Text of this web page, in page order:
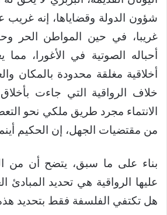
شؤون الدولة وقضاياها، إنه غريب
غريبا، في حين المواطن الحر
أحباله الصوتية في الأغورا،
أخلاقية مغلقة محدودة بالمكان
خلاف الرواقية التي جاءت
الانتماء مجرد طريق ملكي نحو
من مقتضيات الجهل، إن الحكيم
بناء على ما سبق، يتضح أن من
عليها الرواقية هي تحديد المبادئ
هل تكتفي الفلسفة فقط بتحديد